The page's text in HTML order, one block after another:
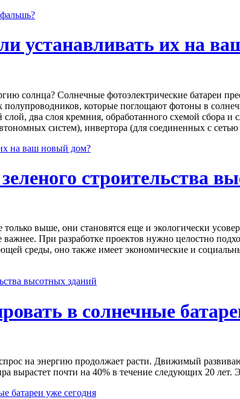
устанавливать их на
солнца? Солнечные фотоэлектрические батареи
которые поглощают фотоны в
два слоя кремния, обработанного схемой сбора
систем), инвертора (для соединенных с
на ваш новый дом?
строительства
только выше, они становятся еще и экологически
При разработке проектов нужно целостно
среды, оно также имеет экономические и
высотных зданий
в солнечные
на энергию продолжает расти. Движимый
вырастет почти на 40% в течение следующих 20 лет.
батареи уже сегодня